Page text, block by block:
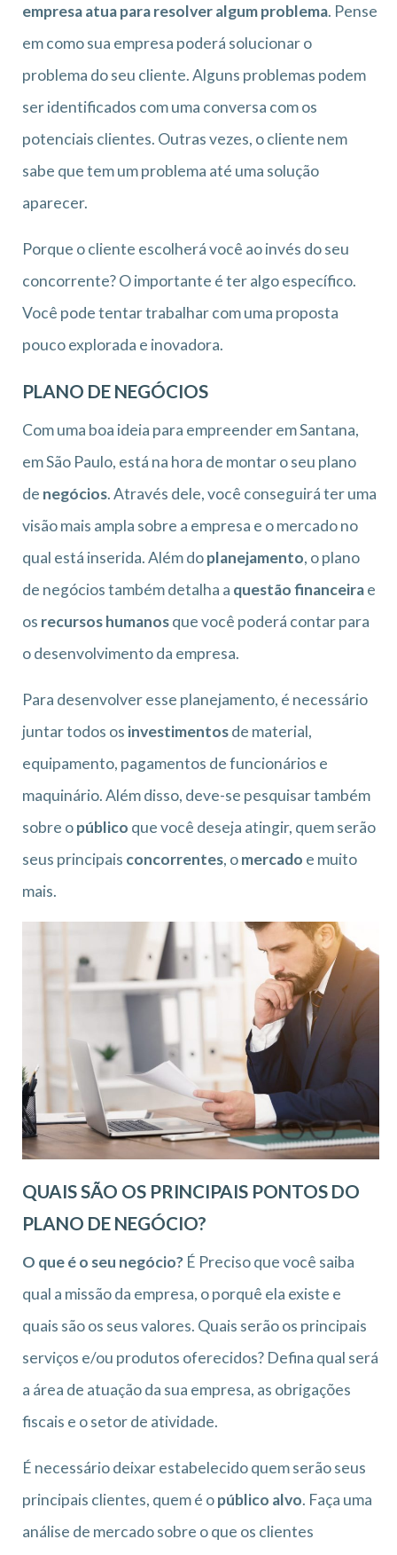
empresa atua para resolver algum problema. Pense
em como sua empresa poderá solucionar o
problema do seu cliente. Alguns problemas podem
ser identificados com uma conversa com os
potenciais clientes. Outras vezes, o cliente nem
sabe que tem um problema até uma solução
aparecer.
Porque o cliente escolherá você ao invés do seu
concorrente? O importante é ter algo específico.
Você pode tentar trabalhar com uma proposta
pouco explorada e inovadora.
PLANO DE NEGÓCIOS
Com uma boa ideia para empreender em Santana,
em São Paulo, está na hora de montar o seu plano
de negócios. Através dele, você conseguirá ter uma
visão mais ampla sobre a empresa e o mercado no
qual está inserida. Além doplanejamento, o plano
de negócios também detalha a questão financeirae
os recursos humanosque você poderá contar para
o desenvolvimento da empresa.
Para desenvolver esse planejamento, é necessário
juntar todos os investimentosde material,
equipamento, pagamentos de funcionários e
maquinário. Além disso, deve-se pesquisar também
sobre opúblico que você deseja atingir, quem serão
seus principais concorrentes, omercado e muito
mais.
QUAIS SÃO OS PRINCIPAIS PONTOS DO
PLANO DE NEGÓCIO?
O que é o seu negócio? É Preciso que você saiba
qual a missão da empresa, o porquê ela existe e
quais são os seus valores. Quais serão os principais
serviços e/ou produtos oferecidos? Defina qual será
a área de atuação da sua empresa, as obrigações
fiscais e o setor de atividade.
É necessário deixar estabelecido quem serão seus
principais clientes, quem é opúblico alvo. Faça uma
análise de mercado sobre o que os clientes